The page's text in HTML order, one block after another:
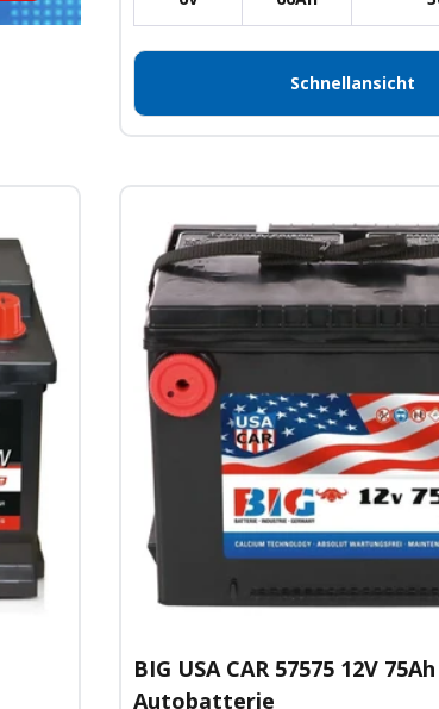
Schnellansicht
BIG USA CAR 57575 12V
Autobatterie